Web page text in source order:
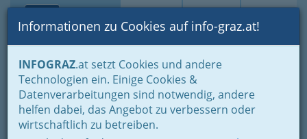
Suche Login Toggle
Informationen zu Cookies auf info-graz.at!
INFOGRAZ.at setzt Cookies und andere
Technologien ein. Einige Cookies &
Datenverarbeitungen sind notwendig, andere
helfen dabei, das Angebot zu verbessern oder
wirtschaftlich zu betreiben.
Home Branchen
Notdienste für (fast) alle Fälle
Pannendienste / Abschleppdienste
Autohaus Koncar GmbH
St.-Peter-Hauptstraße 20, 8042 Graz